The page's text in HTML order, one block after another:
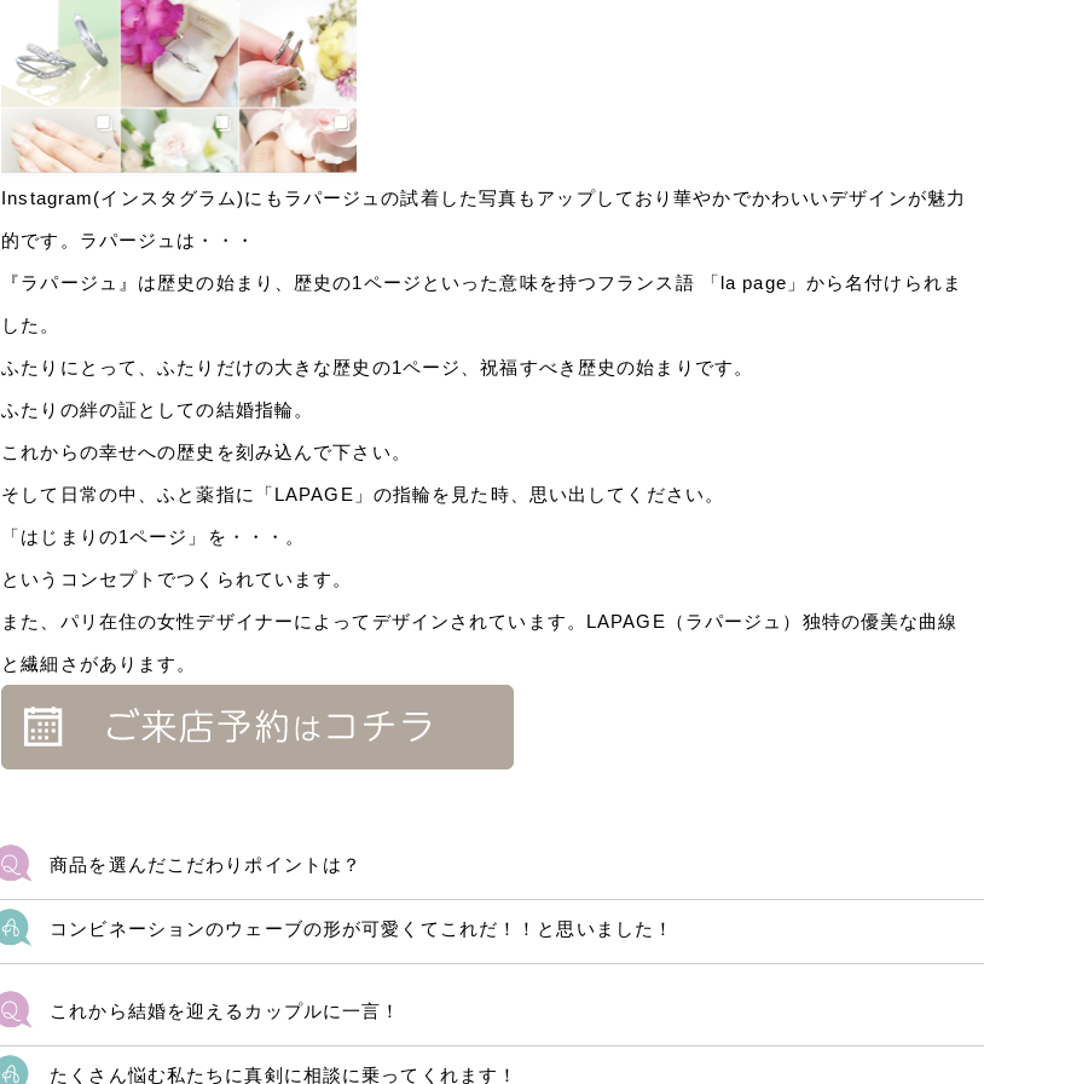
Instagram(インスタグラム)にもラパージュの試着した写真もアップしており華やかでかわいいデザインが魅力
的です。ラパージュは・・・
『ラパージュ』は歴史の始まり、歴史の1ページといった意味を持つフランス語 「la page」から名付けられま
した。
ふたりにとって、ふたりだけの大きな歴史の1ページ、祝福すべき歴史の始まりです。
ふたりの絆の証としての結婚指輪。
これからの幸せへの歴史を刻み込んで下さい。
そして日常の中、ふと薬指に「LAPAGE」の指輪を見た時、思い出してください。
「はじまりの1ページ」を・・・。
というコンセプトでつくられています。
また、パリ在住の女性デザイナーによってデザインされています。LAPAGE（ラパージュ）独特の優美な曲線
と繊細さがあります。
商品を選んだこだわりポイントは？
コンビネーションのウェーブの形が可愛くてこれだ！！と思いました！
これから結婚を迎えるカップルに一言！
たくさん悩む私たちに真剣に相談に乗ってくれます！